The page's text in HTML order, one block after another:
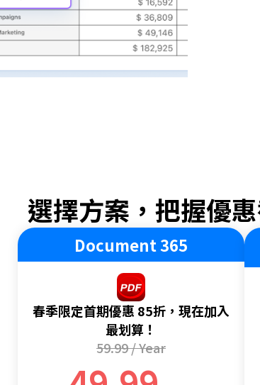
選擇方案，把握優
Document 365
春季限定首期優惠 85折，現在加入
最划算！
59.99/ Year